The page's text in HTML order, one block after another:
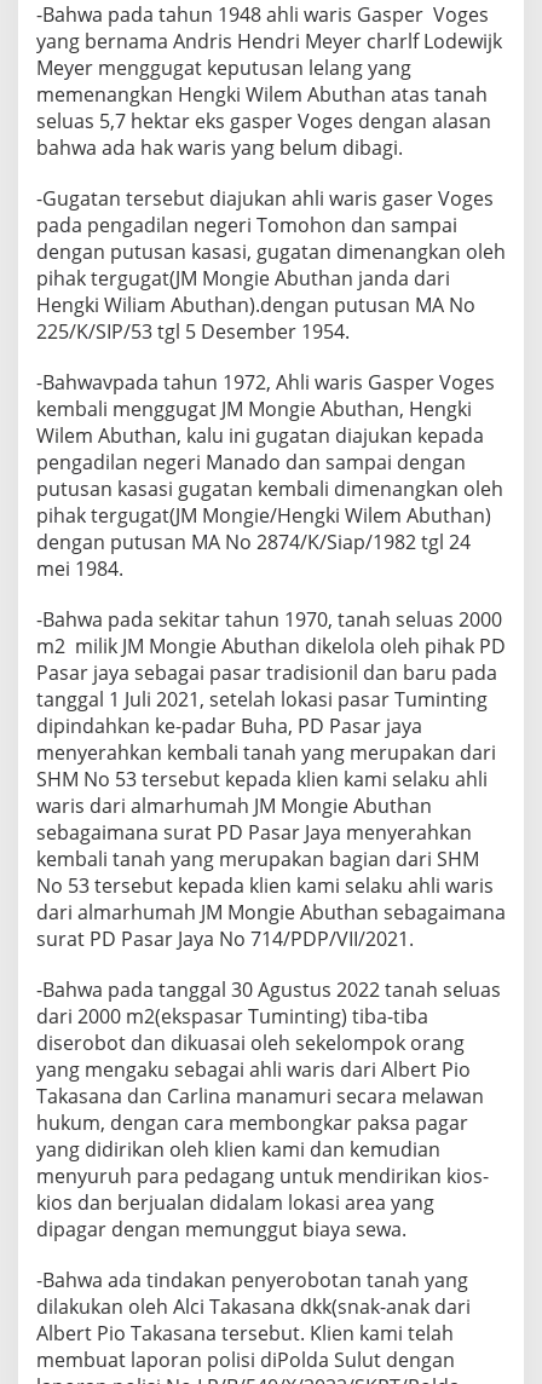
-Bahwa pada tahun 1948 ahli waris Gasper Voges
yang bernama Andris Hendri Meyer charlf Lodewijk
Meyer menggugat keputusan lelang yang
memenangkan Hengki Wilem Abuthan atas tanah
seluas 5,7 hektar eks gasper Voges dengan alasan
bahwa ada hak waris yang belum dibagi.
-Gugatan tersebut diajukan ahli waris gaser Voges
pada pengadilan negeri Tomohon dan sampai
dengan putusan kasasi, gugatan dimenangkan oleh
pihak tergugat(JM Mongie Abuthan janda dari
Hengki Wiliam Abuthan).dengan putusan MA No
225/K/SIP/53 tgl 5 Desember 1954.
-Bahwavpada tahun 1972, Ahli waris Gasper Voges
kembali menggugat JM Mongie Abuthan, Hengki
Wilem Abuthan, kalu ini gugatan diajukan kepada
pengadilan negeri Manado dan sampai dengan
putusan kasasi gugatan kembali dimenangkan oleh
pihak tergugat(JM Mongie/Hengki Wilem Abuthan)
dengan putusan MA No 2874/K/Siap/1982 tgl 24
mei 1984.
-Bahwa pada sekitar tahun 1970, tanah seluas 2000
m2 milik JM Mongie Abuthan dikelola oleh pihak PD
Pasar jaya sebagai pasar tradisionil dan baru pada
tanggal 1 Juli 2021, setelah lokasi pasar Tuminting
dipindahkan ke-padar Buha, PD Pasar jaya
menyerahkan kembali tanah yang merupakan dari
SHM No 53 tersebut kepada klien kami selaku ahli
waris dari almarhumah JM Mongie Abuthan
sebagaimana surat PD Pasar Jaya menyerahkan
kembali tanah yang merupakan bagian dari SHM
No 53 tersebut kepada klien kami selaku ahli waris
dari almarhumah JM Mongie Abuthan sebagaimana
surat PD Pasar Jaya No 714/PDP/VII/2021.
-Bahwa pada tanggal 30 Agustus 2022 tanah seluas
dari 2000 m2(ekspasar Tuminting) tiba-tiba
diserobot dan dikuasai oleh sekelompok orang
yang mengaku sebagai ahli waris dari Albert Pio
Takasana dan Carlina manamuri secara melawan
hukum, dengan cara membongkar paksa pagar
yang didirikan oleh klien kami dan kemudian
menyuruh para pedagang untuk mendirikan kios-
kios dan berjualan didalam lokasi area yang
dipagar dengan memunggut biaya sewa.
-Bahwa ada tindakan penyerobotan tanah yang
dilakukan oleh Alci Takasana dkk(snak-anak dari
Albert Pio Takasana tersebut. Klien kami telah
membuat laporan polisi diPolda Sulut dengan